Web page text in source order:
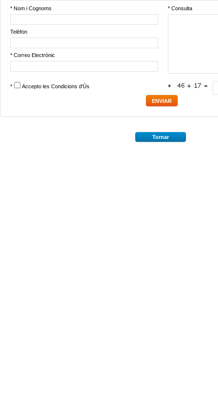
* Nom i Cognoms * Consulta
Telèfon
* Correo Electrònic
* Accepto les Condicions d'Ús *
Tornar